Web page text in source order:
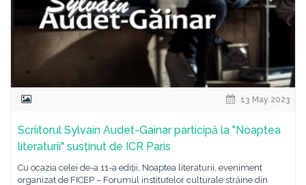
13 May 2023
Scriitorul Sylvain Audet-Gainar participă la "Noaptea
literaturii" susținut de ICR Paris
Cu ocazia celei de-a 11-a ediții, Noaptea literaturii, eveniment
organizat de FICEP – Forumul institutelor culturale străine din